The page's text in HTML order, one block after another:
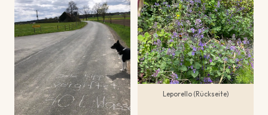
Leporello (Rückseite)